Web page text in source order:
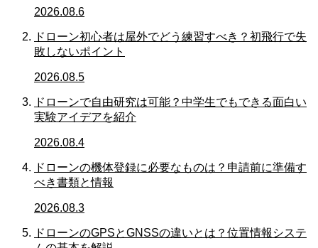
2026.08.6
ドローン初心者は屋外でどう練習すべき？初飛行で失
敗しないポイント
2026.08.5
ドローンで自由研究は可能？中学生でもできる面白い
実験アイデアを紹介
2026.08.4
ドローンの機体登録に必要なものは？申請前に準備す
べき書類と情報
2026.08.3
ドローンのGPSとGNSSの違いとは？位置情報システ